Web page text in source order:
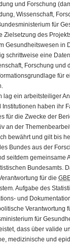
und Forschung
Wissenschaft,
für
Zielsetzung des
Gesundheitswesen in
schrittweise eine
Forschung und
für
lag ein arbeitsteiliger
haben ihr
für die Zwecke der
an der
bewährt und gilt bis
Bundes aus der
seitdem gemeinsame
Bundesamts.
für die
Aufgabe des
und
Verantwortung
für
dass über valide
medizinische und